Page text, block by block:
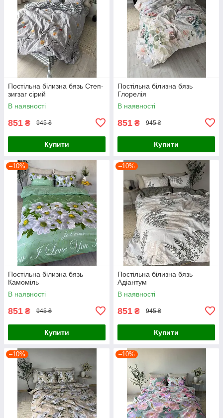
Постільна білизна бязь Степ-
зигзаг сірий
В наявності
851 ₴ 945 ₴
Купити
Постільна білизна бязь
Глорелія
В наявності
851 ₴ 945 ₴
Купити
–10%
Постільна білизна бязь
Камоміль
В наявності
851 ₴ 945 ₴
Купити
–10%
Постільна білизна бязь
Адіантум
В наявності
851 ₴ 945 ₴
Купити
–10% –10%